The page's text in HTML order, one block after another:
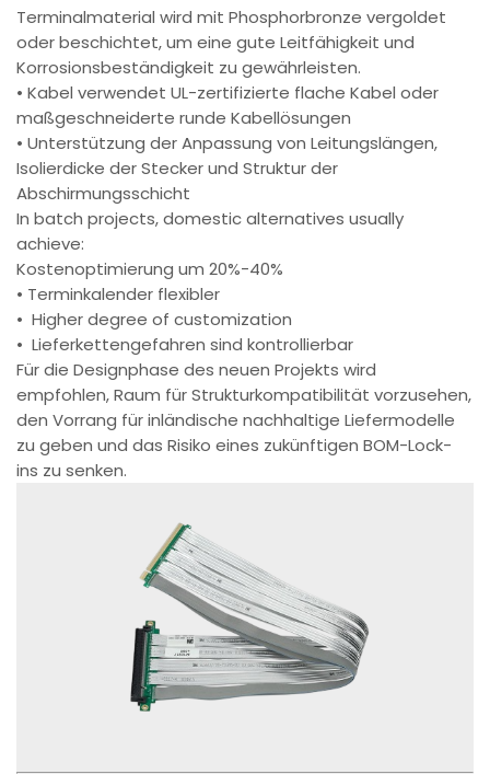
Terminalmaterial wird mit Phosphorbronze vergoldet
oder beschichtet, um eine gute Leitfähigkeit und
Korrosionsbeständigkeit zu gewährleisten.
• Kabel verwendet UL-zertifizierte flache Kabel oder
maßgeschneiderte runde Kabellösungen
• Unterstützung der Anpassung von Leitungslängen,
Isolierdicke der Stecker und Struktur der
Abschirmungsschicht
In batch projects, domestic alternatives usually
achieve:
Kostenoptimierung um 20%-40%
• Terminkalender flexibler
• Higher degree of customization
• Lieferkettengefahren sind kontrollierbar
Für die Designphase des neuen Projekts wird
empfohlen, Raum für Strukturkompatibilität vorzusehen,
den Vorrang für inländische nachhaltige Liefermodelle
zu geben und das Risiko eines zukünftigen BOM-Lock-
ins zu senken.